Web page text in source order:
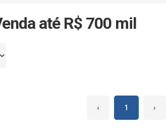
até R$ 700 mil
‹ 1 ›